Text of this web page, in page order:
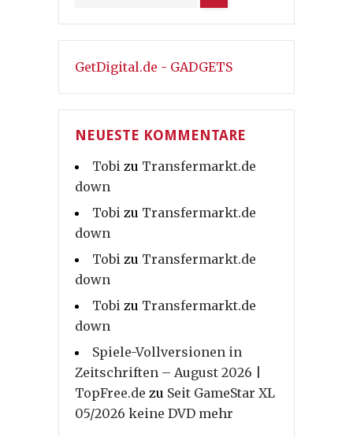
GetDigital.de - GADGETS
NEUESTE KOMMENTARE
Tobi zu Transfermarkt.de
down
Tobi zu Transfermarkt.de
down
Tobi zu Transfermarkt.de
down
Tobi zu Transfermarkt.de
down
Spiele-Vollversionen in
Zeitschriften – August 2026 |
TopFree.de zu Seit GameStar XL
05/2026 keine DVD mehr